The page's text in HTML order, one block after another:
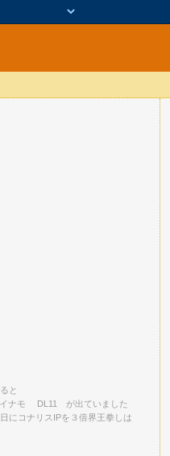
と
イナモ DL11 が出ていました
にコナリスIPを３倍界王拳しは